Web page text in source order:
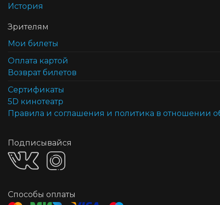
История
Зрителям
Мои билеты
Оплата картой
Возврат билетов
Cертификаты
5D кинотеатр
Правила и соглашения и политика в отношении
Подписывайся
Способы оплаты